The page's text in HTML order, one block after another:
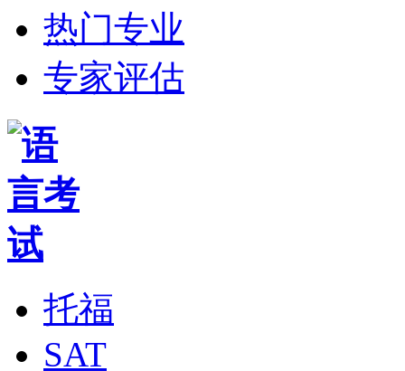
热门专业
专家评估
托福
SAT